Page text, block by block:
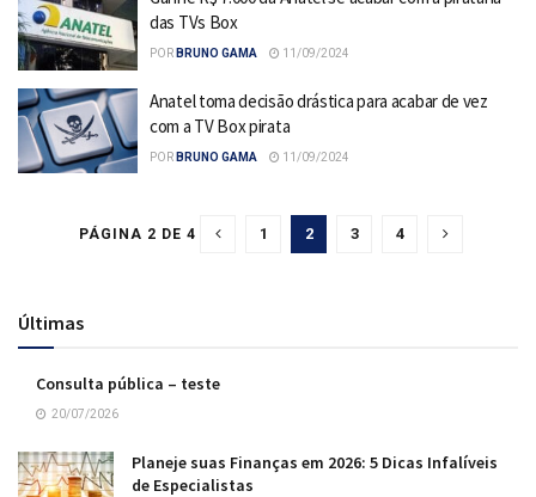
das TVs Box
POR BRUNO GAMA 11/09/2024
Anatel toma decisão drástica para acabar de vez
com a TV Box pirata
POR BRUNO GAMA 11/09/2024
PÁGINA 2 DE 4 1 2 3 4
Últimas
Consulta pública – teste
20/07/2026
Planeje suas Finanças em 2026: 5 Dicas Infalíveis
de Especialistas